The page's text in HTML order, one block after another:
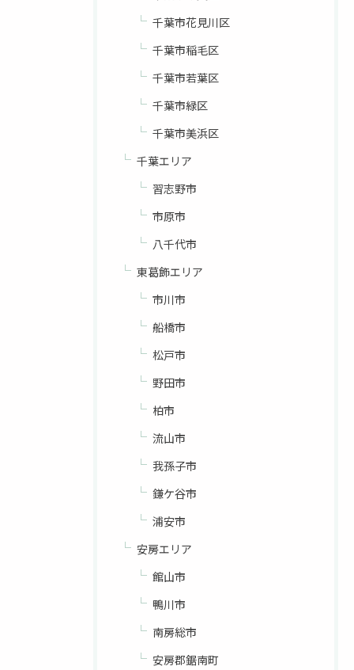
千葉市花見川区
千葉市稲毛区
千葉市若葉区
千葉市緑区
千葉市美浜区
千葉エリア
習志野市
市原市
八千代市
東葛飾エリア
市川市
船橋市
松戸市
野田市
柏市
流山市
我孫子市
鎌ケ谷市
浦安市
安房エリア
館山市
鴨川市
南房総市
安房郡鋸南町